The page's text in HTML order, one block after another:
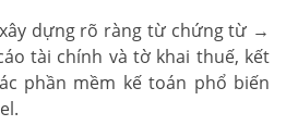
dựng rõ ràng từ chứng từ →
tài chính và tờ khai thuế, kết
phần mềm kế toán phổ biến